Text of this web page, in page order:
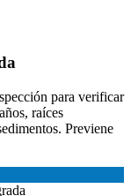
para verificar
raíces
Previene